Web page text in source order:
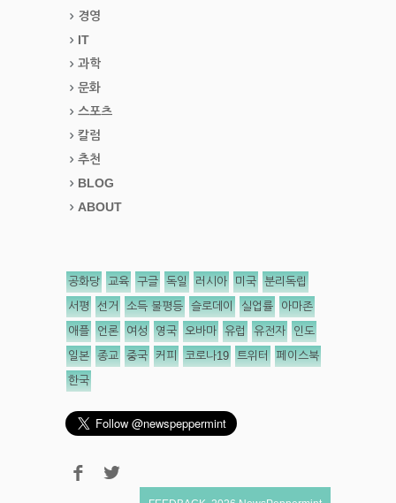
경영
IT
과학
문화
스포츠
칼럼
추천
BLOG
ABOUT
공화당 교육 구글 독일 러시아 미국 분리독립
서평 선거 소득 불평등 슬로데이 실업률 아마존
애플 언론 여성 영국 오바마 유럽 유전자 인도
일본 종교 중국 커피 코로나19 트위터 페이스북
한국